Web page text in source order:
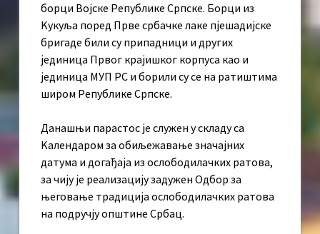
борци Војске Републике Српске. Борци из
Kукуља поред Прве србачке лаке пјешадијске
бригаде били су припадници и других
јединица Првог крајишког корпуса као и
јединица МУП РС и борили су се на ратиштима
широм Републике Српске.
Данашњи парастос је служен у складу са
Kалендаром за обиљежавање значајних
датума и догађаја из ослободилачких ратова,
за чију је реализацију задужен Одбор за
његовање традиција ослободилачких ратова
на подручју општине Србац.